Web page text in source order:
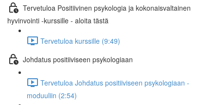
Tervetuloa Positiivinen psykologia ja kokonaisvaltainen
hyvinvointi -kurssille - aloita tästä
Tervetuloa kurssille (9:49)
Johdatus positiiviseen psykologiaan
Tervetuloa Johdatus positiiviseen psykologiaan -
moduuliin (2:54)